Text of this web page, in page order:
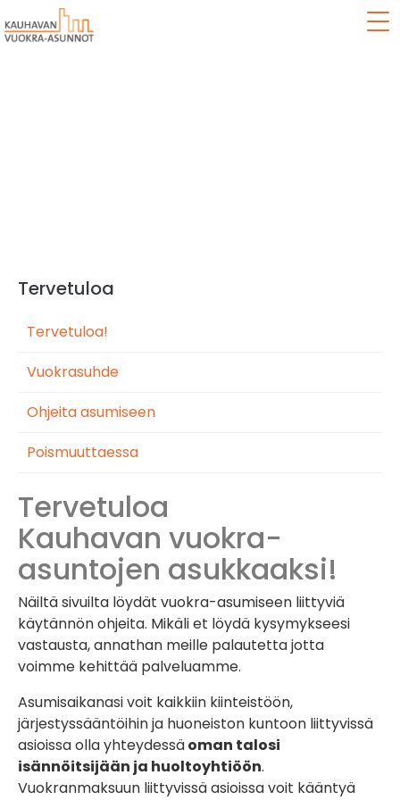
Tervetuloa
Tervetuloa!
Vuokrasuhde
Ohjeita asumiseen
Poismuuttaessa
Tervetuloa
Kauhavan vuokra-
asuntojen asukkaaksi!
Näiltä sivuilta löydät vuokra-asumiseen liittyviä
käytännön ohjeita. Mikäli et löydä kysymykseesi
vastausta, annathan meille palautetta jotta
voimme kehittää palveluamme.
Asumisaikanasi voit kaikkiin kiinteistöön,
järjestyssääntöihin ja huoneiston kuntoon liittyvissä
asioissa olla yhteydessäoman talosi
isännöitsijään ja huoltoyhtiöön.
Vuokranmaksuun liittyvissä asioissa voit kääntyä